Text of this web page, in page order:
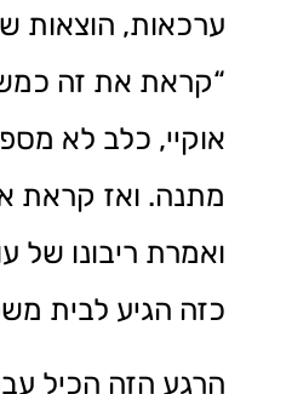
ערכאות, הוצאות
“קראת את זה
אוקיי, כלב לא
מתנה. ואז קראת
ואמרת ריבונו של
כזה הגיע לבית
הרגע הזה הכיל